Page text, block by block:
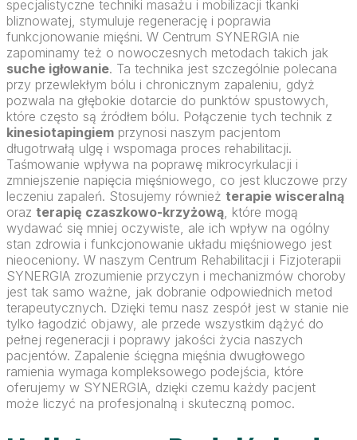
specjalistyczne techniki masażu i mobilizacji tkanki
bliznowatej, stymuluje regenerację i poprawia
funkcjonowanie mięśni. W Centrum SYNERGIA nie
zapominamy też o nowoczesnych metodach takich jak
suche igłowanie. Ta technika jest szczególnie polecana
przy przewlekłym bólu i chronicznym zapaleniu, gdyż
pozwala na głębokie dotarcie do punktów spustowych,
które często są źródłem bólu. Połączenie tych technik z
kinesiotapingiem przynosi naszym pacjentom
długotrwałą ulgę i wspomaga proces rehabilitacji.
Taśmowanie wpływa na poprawę mikrocyrkulacji i
zmniejszenie napięcia mięśniowego, co jest kluczowe przy
leczeniu zapaleń. Stosujemy również terapie wisceralną
oraz terapię czaszkowo-krzyżową , które mogą
wydawać się mniej oczywiste, ale ich wpływ na ogólny
stan zdrowia i funkcjonowanie układu mięśniowego jest
nieoceniony. W naszym Centrum Rehabilitacji i Fizjoterapii
SYNERGIA zrozumienie przyczyn i mechanizmów choroby
jest tak samo ważne, jak dobranie odpowiednich metod
terapeutycznych. Dzięki temu nasz zespół jest w stanie nie
tylko łagodzić objawy, ale przede wszystkim dążyć do
pełnej regeneracji i poprawy jakości życia naszych
pacjentów. Zapalenie ścięgna mięśnia dwugłowego
ramienia wymaga kompleksowego podejścia, które
oferujemy w SYNERGIA, dzięki czemu każdy pacjent
może liczyć na profesjonalną i skuteczną pomoc.